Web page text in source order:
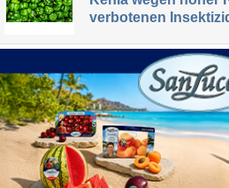
verbotenen